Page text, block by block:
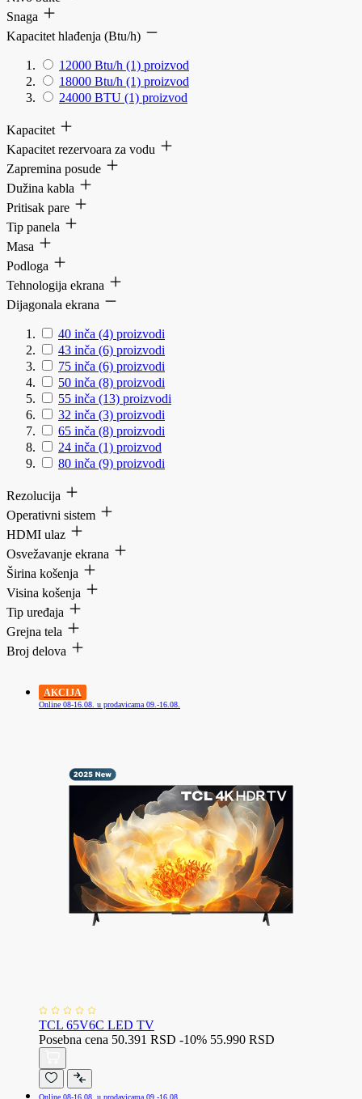
Snaga
Kapacitet hlađenja (Btu/h)
12000 Btu/h (1) proizvod
18000 Btu/h (1) proizvod
24000 BTU (1) proizvod
Kapacitet
Kapacitet rezervoara za vodu
Zapremina posude
Dužina kabla
Pritisak pare
Tip panela
Masa
Podloga
Tehnologija ekrana
Dijagonala ekrana
40 inča (4) proizvodi
43 inča (6) proizvodi
75 inča (6) proizvodi
50 inča (8) proizvodi
55 inča (13) proizvodi
32 inča (3) proizvodi
65 inča (8) proizvodi
24 inča (1) proizvod
80 inča (9) proizvodi
Rezolucija
Operativni sistem
HDMI ulaz
Osvežavanje ekrana
Širina košenja
Visina košenja
Tip uređaja
Grejna tela
Broj delova
AKCIJA
Online 08-16.08. u prodavicama 09.-16.08.
TCL 65V6C LED TV
Posebna cena 50.391 RSD -10% 55.990 RSD